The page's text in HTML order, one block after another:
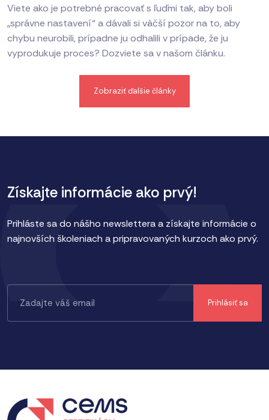
Viete ako je potrebné pracovať s ľuďmi tak, aby boli
„správne nastavení“ a dávali si väčší pozor na to, aby
chybu neurobili, prípadne ju odhalili v prípade, že ju
vyprodukuje proces? Dozviete sa v našom článku.
Zobraziť ďalšie články
Získajte informácie ako prvý!
Prihláste sa do nášho newslettera a získajte informácie o
najnovších školeniach a pripravovaných kurzoch ako prvý.